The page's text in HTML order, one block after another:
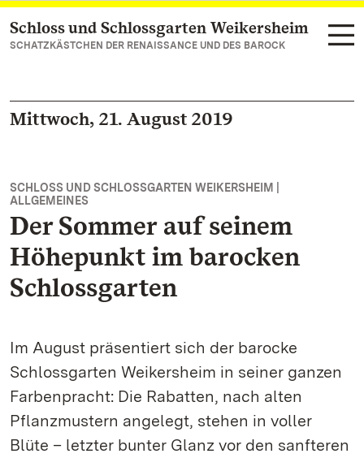
Zum Hauptinhalt springen
Schloss und Schlossgarten Weikersheim
SCHATZKÄSTCHEN DER RENAISSANCE UND DES BAROCK
Mittwoch, 21. August 2019
SCHLOSS UND SCHLOSSGARTEN WEIKERSHEIM |
ALLGEMEINES
Der Sommer auf seinem
Höhepunkt im barocken
Schlossgarten
Im August präsentiert sich der barocke
Schlossgarten Weikersheim in seiner ganzen
Farbenpracht: Die Rabatten, nach alten
Pflanzmustern angelegt, stehen in voller
Blüte – letzter bunter Glanz vor den sanfteren